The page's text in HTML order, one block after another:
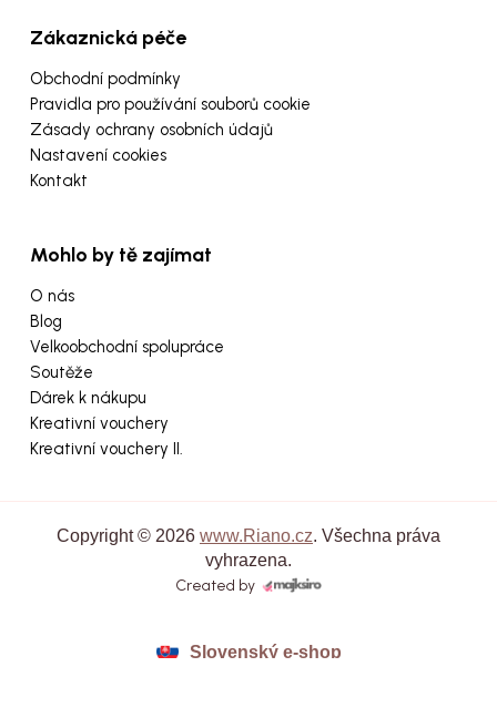
Zákaznická péče
Obchodní podmínky
Pravidla pro používání souborů cookie
Zásady ochrany osobních údajů
Nastavení cookies
Kontakt
Mohlo by tě zajímat
O nás
Blog
Velkoobchodní spolupráce
Soutěže
Dárek k nákupu
Kreativní vouchery
Kreativní vouchery II.
Copyright © 2026 www.Riano.cz. Všechna práva
vyhrazena.
Created by
Slovenský e-shop